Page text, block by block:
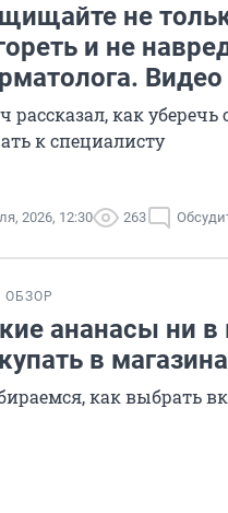
не
и не
Видео
рассказал, как
к специалисту
2026, 12:30 263
ОБЗОР
ананасы ни в
в
как выбрать